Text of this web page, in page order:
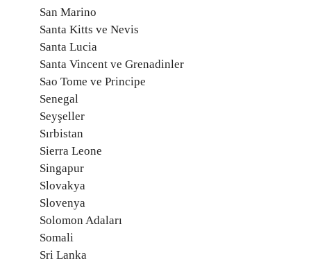
San Marino
Santa Kitts ve Nevis
Santa Lucia
Santa Vincent ve Grenadinler
Sao Tome ve Principe
Senegal
Seyşeller
Sırbistan
Sierra Leone
Singapur
Slovakya
Slovenya
Solomon Adaları
Somali
Sri Lanka